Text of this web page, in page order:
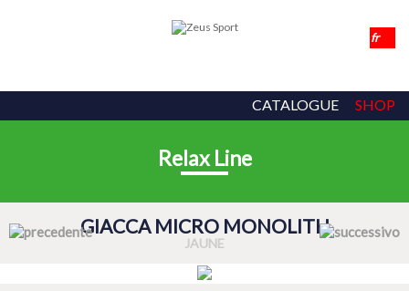
CATALOGUE SHOP
Relax Line
GIACCA MICRO MONOLITH
JAUNE